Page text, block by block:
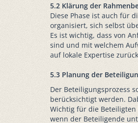
5.2 Klärung der
Diese Phase ist auch für
organisiert, sich selbst
Es ist wichtig, dass von
sind und mit welchem
auf lokale Expertise
5.3 Planung der
Der Beteiligungsprozess
berücksichtigt werden.
Wichtig für die Beteiligten
wenn der Beteiligende